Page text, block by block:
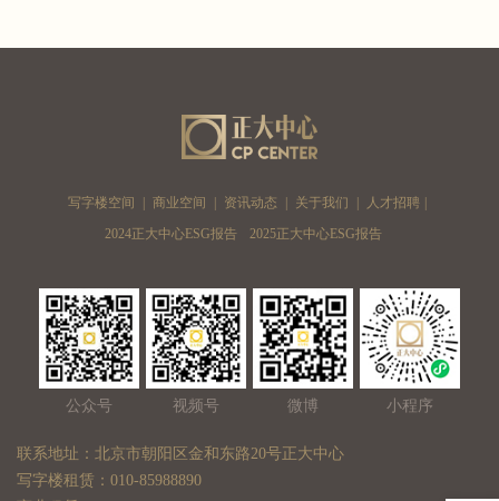
写字楼空间 | 商业空间 | 资讯动态 | 关于我们 | 人才招聘 |
2024正大中心ESG报告
2025正大中心ESG报告
公众号 视频号 微博 小程序
联系地址：北京市朝阳区金和东路20号正大中心
写字楼租赁：010-85988890